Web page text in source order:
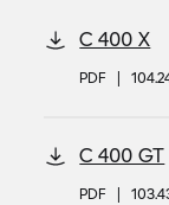
C 400 X
PDF |
C 400 GT
PDF |